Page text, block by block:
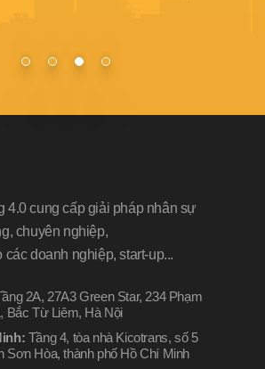
4.0 cung cấp giải pháp nhân sự
chuyên nghiệp,
doanh nghiệp, start-up...
2A, 27A3 Green Star, 234 Phạm
Bắc Từ Liêm, Hà Nội
Tầng 4, tòa nhà Kicotrans, số 5
Hòa, thành phố Hồ Chí Minh